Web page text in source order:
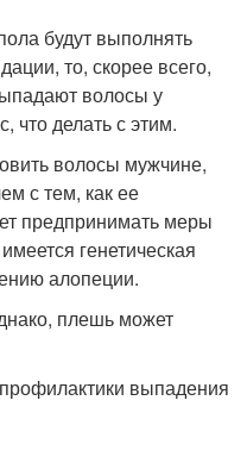
будут выполнять
то, скорее всего,
волосы у
что делать с этим.
волосы мужчине,
с тем, как ее
предпринимать меры
генетическая
алопеции.
плешь может
выпадения